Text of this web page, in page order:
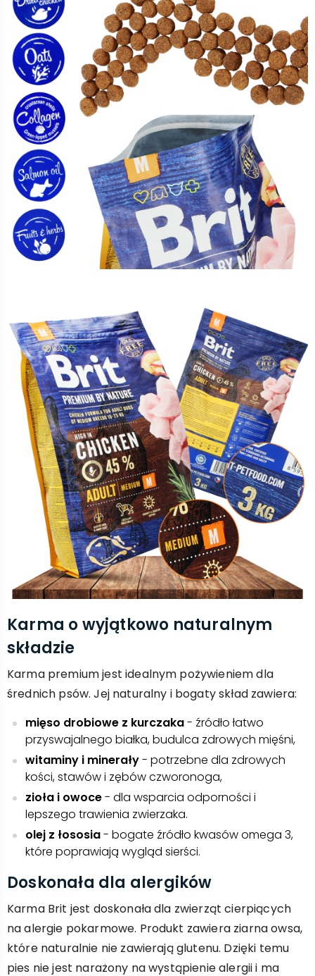
Karma o wyjątkowo naturalnym
składzie
Karma premium jest idealnym pożywieniem dla
średnich psów. Jej naturalny i bogaty skład zawiera:
mięso drobiowe z kurczaka- źródło łatwo
przyswajalnego białka, budulca zdrowych mięśni,
witaminy i minerały- potrzebne dla zdrowych
kości, stawów i zębów czworonoga,
zioła i owoce- dla wsparcia odporności i
lepszego trawienia zwierzaka.
olej z łososia- bogate źródło kwasów omega 3,
które poprawiają wygląd sierści.
Doskonała dla alergików
Karma Brit jest doskonała dla zwierząt cierpiących
na alergie pokarmowe. Produkt zawiera ziarna owsa,
które naturalnie nie zawierają glutenu. Dzięki temu
pies nie jest narażony na wystąpienie alergii i ma